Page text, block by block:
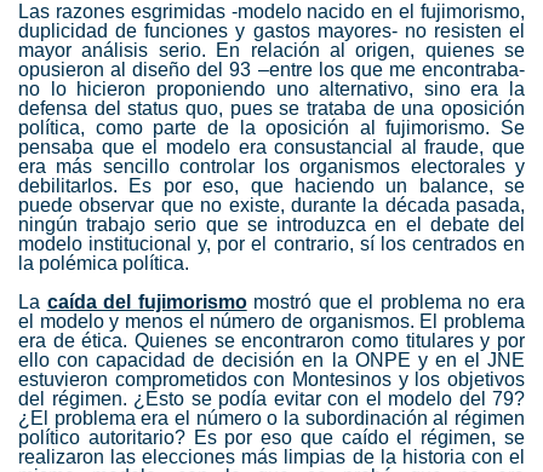
Las razones esgrimidas -modelo nacido en el fujimorismo,
duplicidad de funciones y gastos mayores- no resisten el
mayor análisis serio. En relación al origen, quienes se
opusieron al diseño del 93 –entre los que me encontraba-
no lo hicieron proponiendo uno alternativo, sino era la
defensa del status quo, pues se trataba de una oposición
política, como parte de la oposición al fujimorismo. Se
pensaba que el modelo era consustancial al fraude, que
era más sencillo controlar los organismos electorales y
debilitarlos. Es por eso, que haciendo un balance, se
puede observar que no existe, durante la década pasada,
ningún trabajo serio que se introduzca en el debate del
modelo institucional y, por el contrario, sí los centrados en
la polémica política.
La caída del fujimorismomostró que el problema no era
el modelo y menos el número de organismos. El problema
era de ética. Quienes se encontraron como titulares y por
ello con capacidad de decisión en la ONPE y en el JNE
estuvieron comprometidos con Montesinos y los objetivos
del régimen. ¿Esto se podía evitar con el modelo del 79?
¿El problema era el número o la subordinación al régimen
político autoritario? Es por eso que caído el régimen, se
realizaron las elecciones más limpias de la historia con el